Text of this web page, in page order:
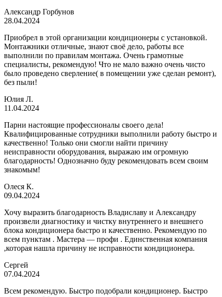
Александр Горбунов
28.04.2024
Приобрел в этой организации кондиционеры с установкой.
Монтажники отличные, знают своё дело, работы все
выполнили по правилам монтажа. Очень грамотные
специалисты, рекомендую! Что не мало важно очень чисто
было проведено сверление( в помещении уже сделан ремонт),
без пыли!
Юлия Л.
11.04.2024
Парни настоящие профессионалы своего дела!
Квалифицированные сотрудники выполнили работу быстро и
качественно! Только они смогли найти причину
неисправности оборудования, выражаю им огромную
благодарность! Однозначно буду рекомендовать всем своим
знакомым!
Олеся К.
09.04.2024
Хочу выразить благодарность Владиславу и Александру
произвели диагностику и чистку внутреннего и внешнего
блока кондиционера быстро и качественно. Рекомендую по
всем пунктам . Мастера — профи . Единственная компания
,которая нашла причину не исправности кондиционера.
Сергей
07.04.2024
Всем рекомендую. Быстро подобрали кондиционер. Быстро